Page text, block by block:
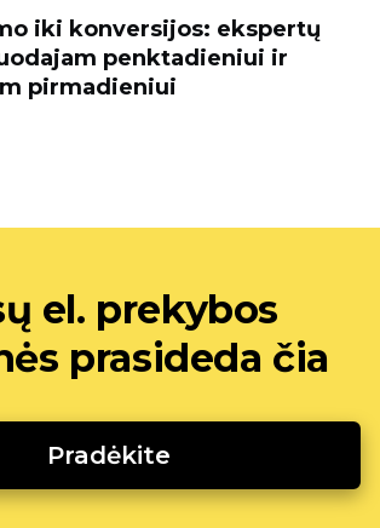
iki konversijos: ekspertų
penktadieniui ir
pirmadieniui
el. prekybos
prasideda čia
Pradėkite